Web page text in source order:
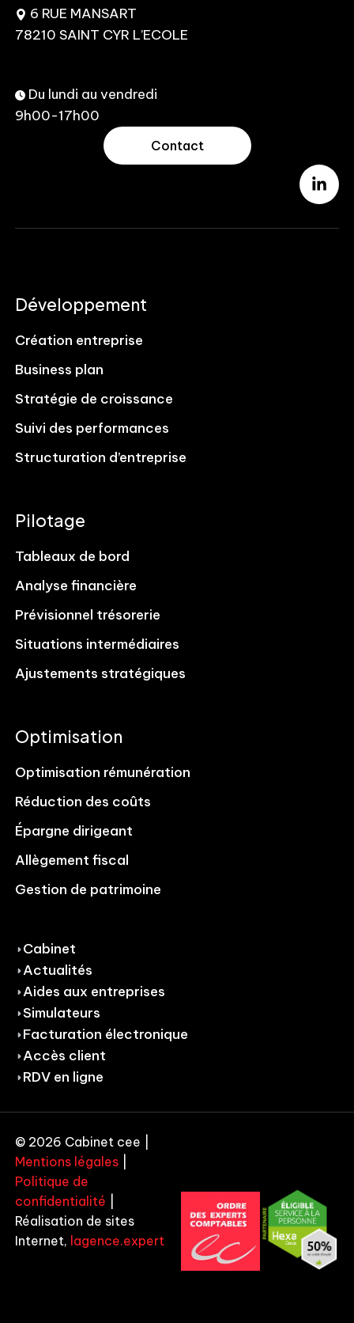
6 RUE MANSART
78210 SAINT CYR L’ECOLE
Du lundi au vendredi
9h00-17h00
Contact
Développement
Création entreprise
Business plan
Stratégie de croissance
Suivi des performances
Structuration d’entreprise
Pilotage
Tableaux de bord
Analyse financière
Prévisionnel trésorerie
Situations intermédiaires
Ajustements stratégiques
Optimisation
Optimisation rémunération
Réduction des coûts
Épargne dirigeant
Allègement fiscal
Gestion de patrimoine
Cabinet
Actualités
Aides aux entreprises
Simulateurs
Facturation électronique
Accès client
RDV en ligne
© 2026 Cabinet cee |
Mentions légales
Politique de
confidentialité
Réalisation de sites
Internet, lagence.expert